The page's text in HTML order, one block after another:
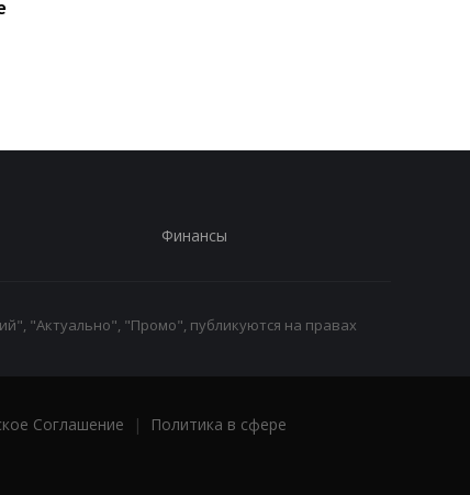
Финансы
"Актуально", "Промо", публикуются на правах
Соглашение |
Политика в сфере